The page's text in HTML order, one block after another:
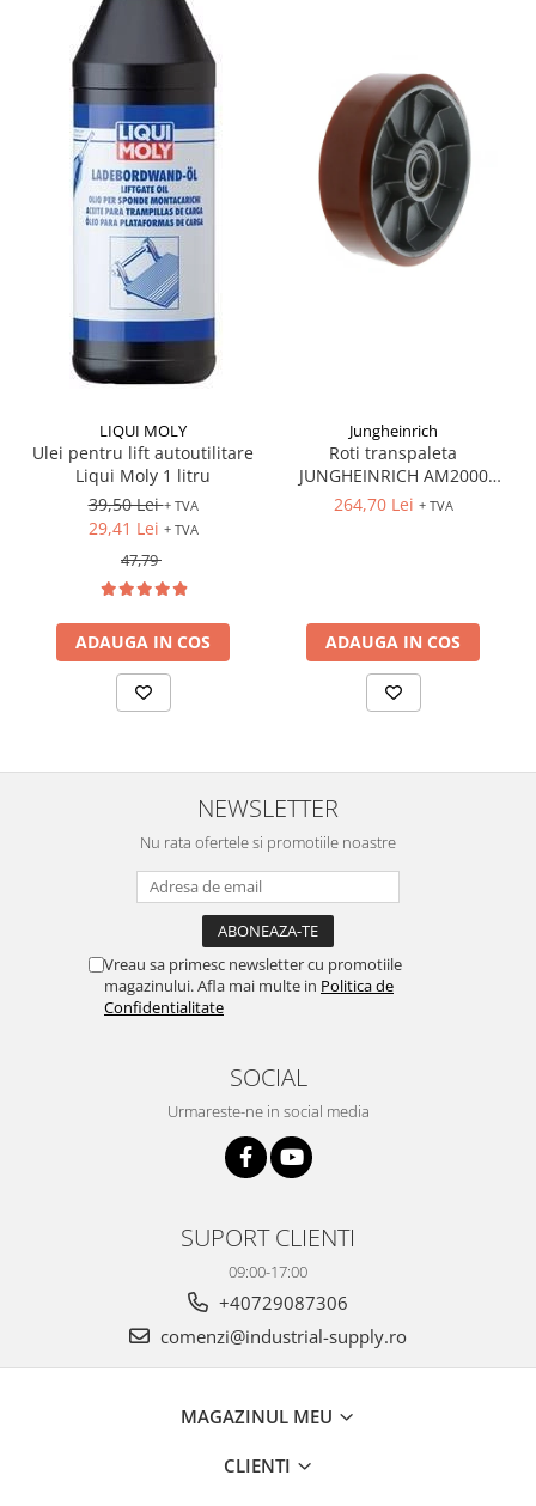
LIQUI MOLY
Ulei pentru lift autoutilitare
Liqui Moly 1 litru
39,50 Lei+ TVA
29,41 Lei + TVA
47,79
ADAUGA IN COS
Jungheinrich
Roti transpaleta
JUNGHEINRICH AM2000
170x50 mm
264,70 Lei + TVA
ADAUGA IN COS
NEWSLETTER
Nu rata ofertele si promotiile noastre
Vreau sa primesc newsletter cu promotiile
magazinului. Afla mai multe in Politica de
Confidentialitate
SOCIAL
Urmareste-ne in social media
SUPORT CLIENTI
09:00-17:00
+40729087306
comenzi@industrial-supply.ro
MAGAZINUL MEU
CLIENTI